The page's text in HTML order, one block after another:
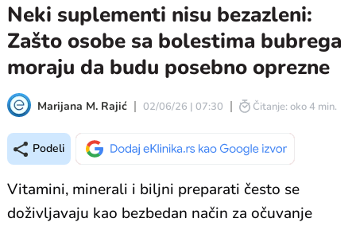
Neki suplementi nisu bezazleni:
Zašto osobe sa bolestima bubrega
moraju da budu posebno oprezne
Marijana M. Rajić 02/06/26 | 07:30 Čitanje: oko 4 min.
Podeli
Vitamini, minerali i biljni preparati često se
doživljavaju kao bezbedan način za očuvanje